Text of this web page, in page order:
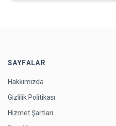
SAYFALAR
Hakkımızda
Gizlilik Politikası
Hizmet Şartları